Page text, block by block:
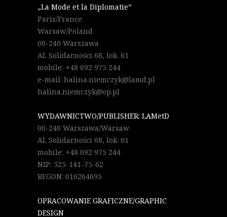
„La Mode et la Diplomatie”
Paris/France
Warsaw/Poland
00-240 Warszawa
Al. Solidarności 68, lok. 61
mobile: +48 692 975 244
e-mail: halina.niemczyk@lamd.pl
halina.niemczyk@op.pl
WYDAWNICTWO/PUBLISHER: LAMetD
00-240 Warszawa/Warsaw
Al. Solidarności 68, lok. 61
mobile: +48 692 975 244
NIP: 525-141-75-62
REGON: 016264695
OPRACOWANIE GRAFICZNE/GRAPHIC
DESIGN